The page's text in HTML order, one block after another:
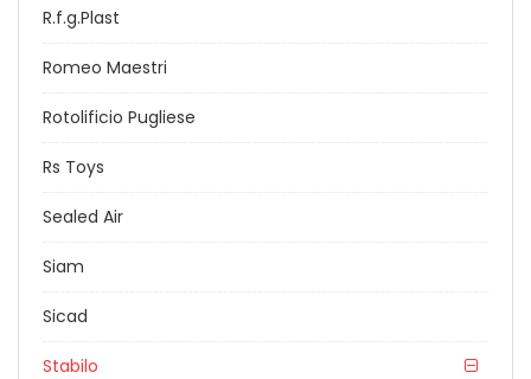
R.f.g.Plast
Romeo Maestri
Rotolificio Pugliese
Rs Toys
Sealed Air
Siam
Sicad
Stabilo